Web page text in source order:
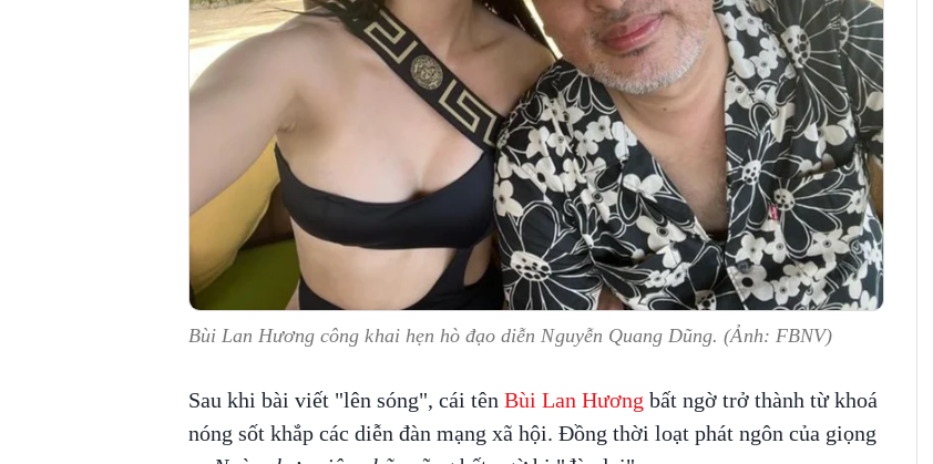
Bùi Lan Hương công khai hẹn hò đạo diễn Nguyễn Quang Dũng. (Ảnh: FBNV)
Sau khi bài viết "lên sóng", cái tên Bùi Lan Hương bất ngờ trở thành từ khoá
nóng sốt khắp các diễn đàn mạng xã hội. Đồng thời loạt phát ngôn của giọng